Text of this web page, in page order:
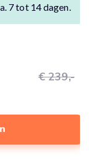
7 tot 14 dagen.
€ 239,-